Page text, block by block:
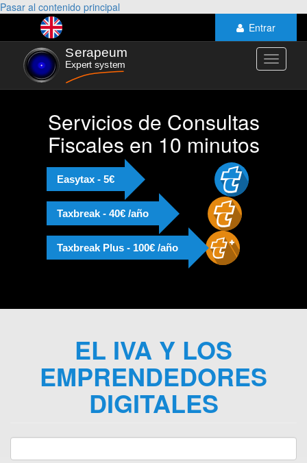
Pasar al contenido principal
Entrar
Toggle
Servicios de Consultas
Fiscales en 10 minutos
Easytax - 5€
Taxbreak - 40€ /año
Taxbreak Plus - 100€ /año
EL IVA Y LOS
EMPRENDEDORES
DIGITALES